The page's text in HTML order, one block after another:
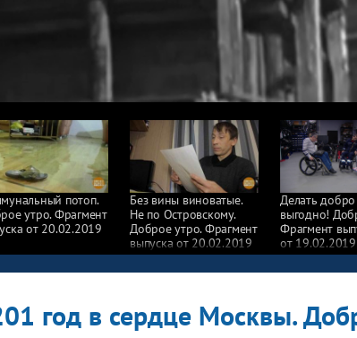
потоп.
утро. Фрагмент
от 20.02.2019
Без вины виноватые.
Не по Островскому.
Доброе утро. Фрагмент
выпуска от 20.02.2019
Делать
выгодно!
Фрагмент
от 19.02.2019
год в сердце Москвы.